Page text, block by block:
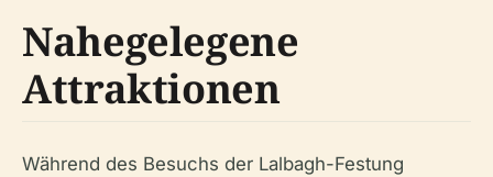
Nahegelegene
Attraktionen
Während des Besuchs der Lalbagh-Festung